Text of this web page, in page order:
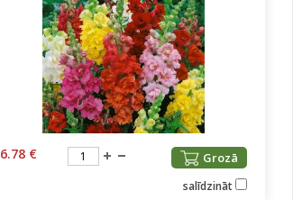
6.78 € Grozā
salīdzināt